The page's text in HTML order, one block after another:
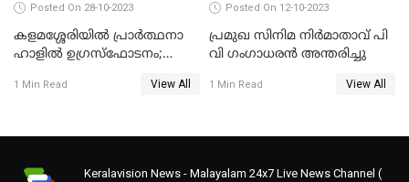
Posted On 28-10-2023
കളമശ്ശേരിയിൽ പ്രാർത്ഥനാ
ഹാളിൽ ഉഗ്രസ്‌ഫോടനം;
പേരുടെ നില ഗുരുതരം
1 Min Read View All
Posted On 12-10-2023
പ്രമുഖ സിനിമ നിർമാതാവ് പി
വി ഗംഗാധരൻ അന്തരിച്ചു
1 Min Read View All
Keralavision News - Malayalam 24x7 Live News Channel (